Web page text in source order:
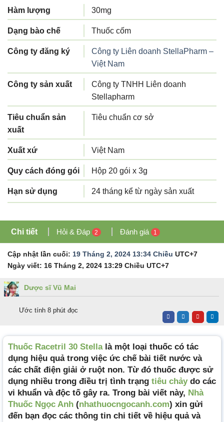
Hàm lượng 30mg
Dạng bào chế Thuốc cốm
Công ty đăng ký
Công ty Liên doanh StellaPharm –
Việt Nam
Công ty sản xuất
Công ty TNHH Liên doanh
Stellapharm
Tiêu chuẩn sản
xuất
Tiêu chuẩn cơ sở
Xuất xứ Việt Nam
Quy cách đóng gói Hộp 20 gói x 3g
Hạn sử dụng 24 tháng kể từ ngày sản xuất
Chi tiết Hỏi & Đáp 2 Đánh giá 1
Cập nhật lần cuối: 19 Tháng 2, 2024 13:34 Chiều UTC+7
Ngày viết: 16 Tháng 2, 2024 13:29 Chiều UTC+7
Dược sĩ Vũ Mai
Ước tính 8 phút đọc
Thuốc Racetril 30 Stellalà một loại thuốc có tác
dụng hiệu quả trong việc ức chế bài tiết nước và
các chất điện giải ở ruột non. Từ đó thuốc được sử
dụng nhiều trong điều trị tình trạng tiêu chảydo các
vi khuẩn và độc tố gây ra. Trong bài viết này, Nhà
Thuốc Ngọc Anh (nhathuocngocanh.com) xin gửi
đến bạn đọc các thông tin chi tiết về hiệu quả và